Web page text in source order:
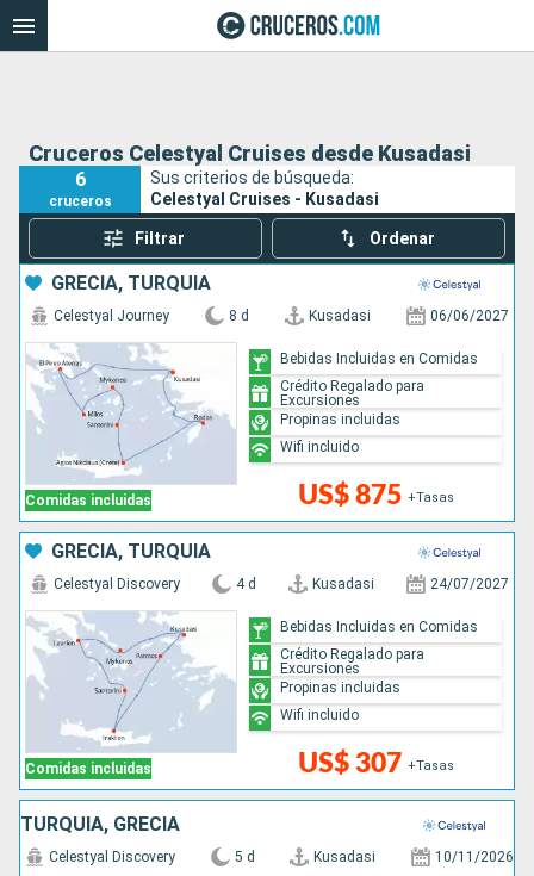
Cruceros Celestyal Cruises desde Kusadasi
6
cruceros
Sus criterios de búsqueda:
Celestyal Cruises - Kusadasi
Filtrar Ordenar
GRECIA, TURQUÍA
Comidas incluidas
Celestyal Journey 8 d Kusadasi 06/06/2027
US$ 875 +Tasas
Bebidas Incluidas en Comidas
Crédito Regalado para
Excursiones
Propinas incluidas
Wifi incluido
GRECIA, TURQUÍA
Comidas incluidas
Celestyal Discovery 4 d Kusadasi 24/07/2027
US$ 307 +Tasas
Bebidas Incluidas en Comidas
Crédito Regalado para
Excursiones
Propinas incluidas
Wifi incluido
TURQUÍA, GRECIA
Celestyal Discovery 5 d Kusadasi 10/11/2026